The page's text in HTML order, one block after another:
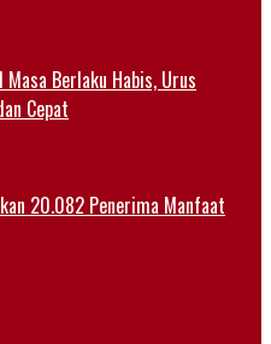
Masa Berlaku Habis, Urus
Cepat
20.082 Penerima Manfaat